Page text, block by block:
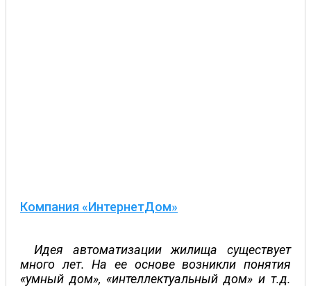
Компания «ИнтернетДом»
Идея автоматизации жилища существует
много лет. На ее основе возникли понятия
«умный дом», «интеллектуальный дом» и т.д.